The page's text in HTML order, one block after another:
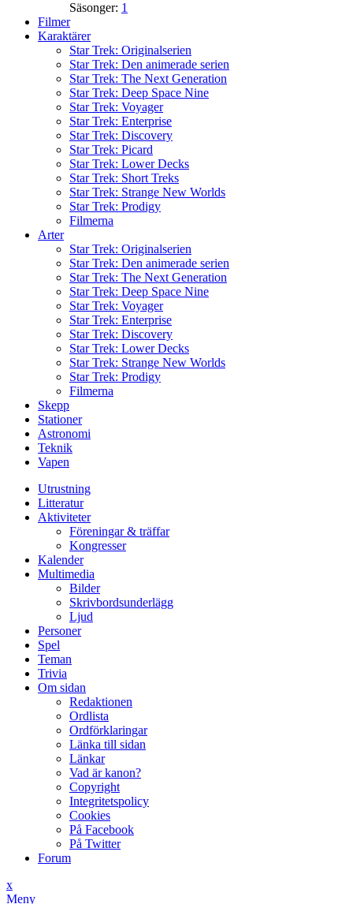
Säsonger: 1
Filmer
Karaktärer
Star Trek: Originalserien
Star Trek: Den animerade serien
Star Trek: The Next Generation
Star Trek: Deep Space Nine
Star Trek: Voyager
Star Trek: Enterprise
Star Trek: Discovery
Star Trek: Picard
Star Trek: Lower Decks
Star Trek: Short Treks
Star Trek: Strange New Worlds
Star Trek: Prodigy
Filmerna
Arter
Star Trek: Originalserien
Star Trek: Den animerade serien
Star Trek: The Next Generation
Star Trek: Deep Space Nine
Star Trek: Voyager
Star Trek: Enterprise
Star Trek: Discovery
Star Trek: Lower Decks
Star Trek: Strange New Worlds
Star Trek: Prodigy
Filmerna
Skepp
Stationer
Astronomi
Teknik
Vapen
Utrustning
Litteratur
Aktiviteter
Föreningar & träffar
Kongresser
Kalender
Multimedia
Bilder
Skrivbordsunderlägg
Ljud
Personer
Spel
Teman
Trivia
Om sidan
Redaktionen
Ordlista
Ordförklaringar
Länka till sidan
Länkar
Vad är kanon?
Copyright
Integritetspolicy
Cookies
På Facebook
På Twitter
Forum
x
Meny